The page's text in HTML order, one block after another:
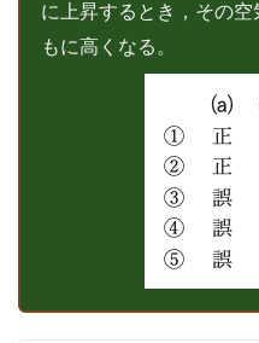
に上昇するとき，その
もに高くなる。